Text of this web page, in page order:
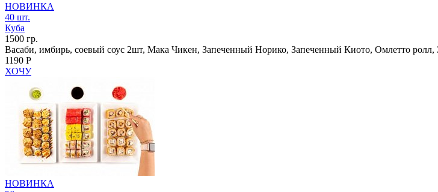
НОВИНКА
40 шт.
Куба
1500 гр.
Васаби, имбирь, соевый соус 2шт, Мака Чикен, Запеченный Норико, Запеченный Киото, Омлетто ролл,
1190 Р
ХОЧУ
НОВИНКА